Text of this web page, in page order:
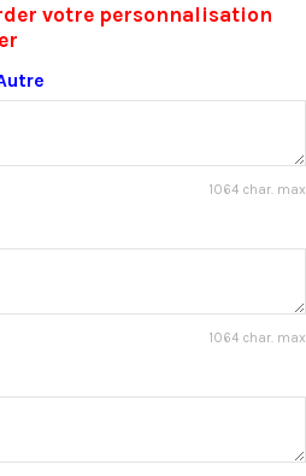
votre personnalisation
1064 char. max
1064 char. max